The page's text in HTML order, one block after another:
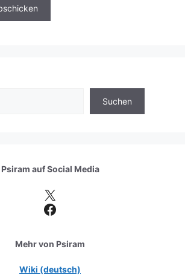
Suchen
Psiram aufSocial Media
X
Facebook
Mehr von Psiram
Wiki (deutsch)